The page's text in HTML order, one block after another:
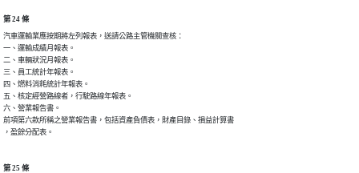
第 24 條
汽車運輸業應按期將左列報表，送請公路主管機關查核：
一、運輸成績月報表。
二、車輛狀況月報表。
三、員工統計年報表。
四、燃料消耗統計年報表。
五、核定經營路線者，行駛路線年報表。
六、營業報告書。
前項第六款所稱之營業報告書，包括資產負債表，財產目錄、損益計算書
，盈餘分配表。
第 25 條